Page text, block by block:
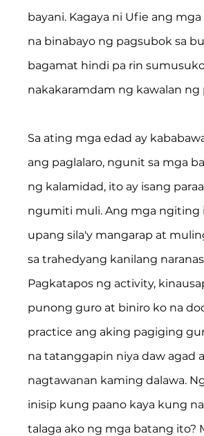
bayani. Kagaya ni Ufie ang
na binabayo ng pagsubok sa
bagamat hindi pa rin
nakakaramdam ng kawalan ng
Sa ating mga edad ay
ang paglalaro, ngunit sa mga
ng kalamidad, ito ay isang
ngumiti muli. Ang mga ngiting
upang sila'y mangarap at
sa trahedyang kanilang
Pagkatapos ng activity,
punong guro at biniro ko na
practice ang aking pagiging
na tatanggapin niya daw agad
nagtawanan kaming dalawa.
inisip kung paano kaya kung
talaga ako ng mga batang ito?